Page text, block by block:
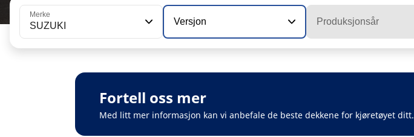
Merke
SUZUKI Versjon Produksjonsår
Fortell oss mer
Med litt mer informasjon kan vi anbefale de beste dekkene for kjøretøyet ditt.